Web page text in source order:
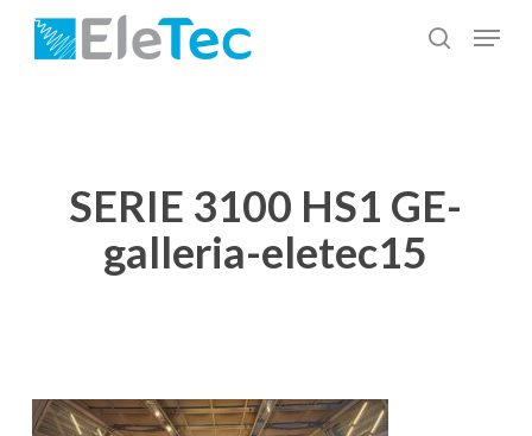
Salta
cerca
Menu
SERIE 3100 HS1 GE-
galleria-eletec15